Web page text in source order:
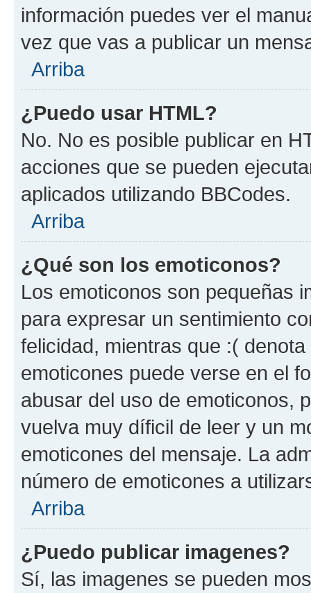
información puedes ver el
vez que vas a publicar un
Arriba
¿Puedo usar HTML?
No. No es posible publicar en
acciones que se pueden
aplicados utilizando BBCodes.
Arriba
¿Qué son los emoticonos?
Los emoticonos son pequeñas
para expresar un sentimiento
felicidad, mientras que :(
emoticones puede verse en el
abusar del uso de emoticonos,
vuelva muy díficil de leer y un
emoticones del mensaje. La
número de emoticones a
Arriba
¿Puedo publicar imagenes?
Sí, las imagenes se pueden